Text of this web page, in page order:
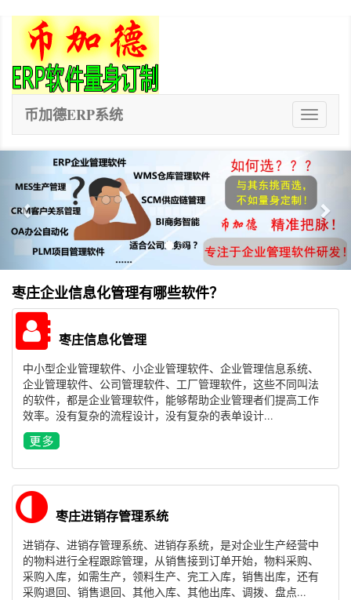
ERP
系
统
币加德ERP系统
Previous
枣庄企业信息化管理有哪些软件？
枣庄信息化管理
中小型企业管理软件、小企业管理软件、企业管理信息系统、
企业管理软件、公司管理软件、工厂管理软件，这些不同叫法
的软件，都是企业管理软件，能够帮助企业管理者们提高工作
效率。没有复杂的流程设计，没有复杂的表单设计...
枣庄进销存管理系统
进销存、进销存管理系统、进销存系统，是对企业生产经营中
的物料进行全程跟踪管理，从销售接到订单开始，物料采购、
采购入库，如需生产，领料生产、完工入库，销售出库，还有
采购退回、销售退回、其他入库、其他出库、调拨、盘点...